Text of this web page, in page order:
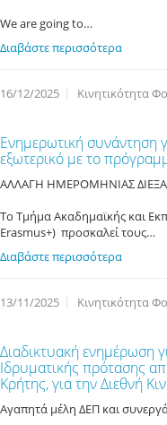
We are going to…
Διαβάστε περισσότερα
16/12/2025 Κινητικότητα
Ενημερωτική συνάντηση
εξωτερικό με το
ΑΛΛΑΓΗ ΗΜΕΡΟΜΗΝΙΑΣ
Το Τμήμα Ακαδημαϊκής και
Erasmus+) προσκαλεί τους…
Διαβάστε περισσότερα
13/11/2025 Κινητικότητα
Διαδικτυακή ενημέρωση
Ιδρυματικής πρότασης
Κρήτης, για την Διεθνή
Αγαπητά μέλη ΔΕΠ και